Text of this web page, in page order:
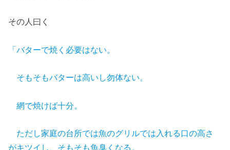
その人曰く
「バターで焼く必要はない。
そもそもバターは高いし勿体ない。
網で焼けば十分。
ただし家庭の台所では魚のグリルでは入れる口の高さ
がキツイし、そもそも魚臭くなる。